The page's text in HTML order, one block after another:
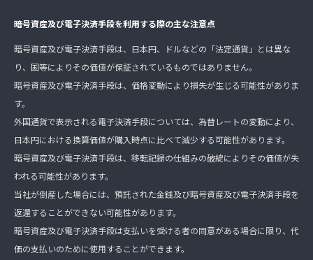
暗号資産及び電子決済手段を利用する際の主な注意点
暗号資産及び電子決済手段は、日本円、ドルなどの「法定通貨」とは異な
り、国等によりその価値が保証されているものではありません。
暗号資産及び電子決済手段は、価格変動により損失が生じる可能性がありま
す。
外国通貨で表示される電子決済手段については、為替レートの変動により、
日本円における換算価値が購入時点に比べて減少する可能性があります。
暗号資産及び電子決済手段は、移転記録の仕組みの破綻によりその価値が失
われる可能性があります。
当社が倒産した場合には、預託された金銭及び暗号資産及び電子決済手段を
返還することができない可能性があります。
暗号資産及び電子決済手段は支払いを受ける者の同意がある場合に限り、代
価の支払いのために使用することができます。